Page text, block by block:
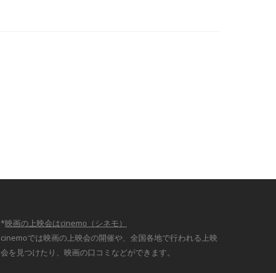
*映画の上映会はcinemo（シネモ）
cinemoでは映画の上映会の開催や、全国各地で行われる上映
会を見つけたり、映画の口コミなどができます。